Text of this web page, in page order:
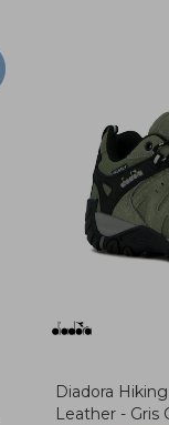
Diadora
Leather - Gris